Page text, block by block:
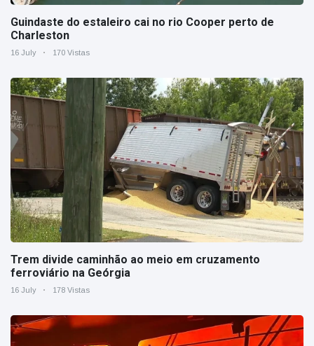
Guindaste do estaleiro cai no rio Cooper perto de
Charleston
16 July 170 Vistas
Trem divide caminhão ao meio em cruzamento
ferroviário na Geórgia
16 July 178 Vistas